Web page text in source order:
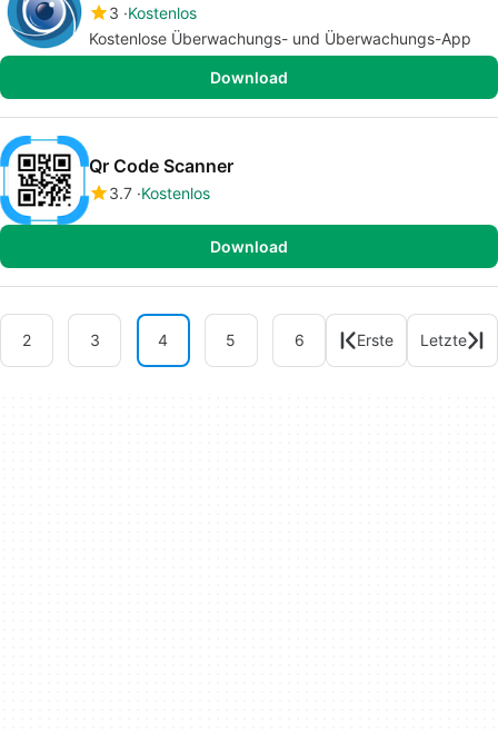
3 Kostenlos
Kostenlose Überwachungs- und Überwachungs-App
Download
Qr Code Scanner
3.7 Kostenlos
Download
2 3 4 5 6 Erste Letzte